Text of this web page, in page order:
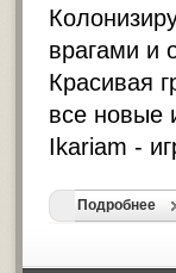
врагами и
Красивая
все новые
Ikariam -
Подробнее